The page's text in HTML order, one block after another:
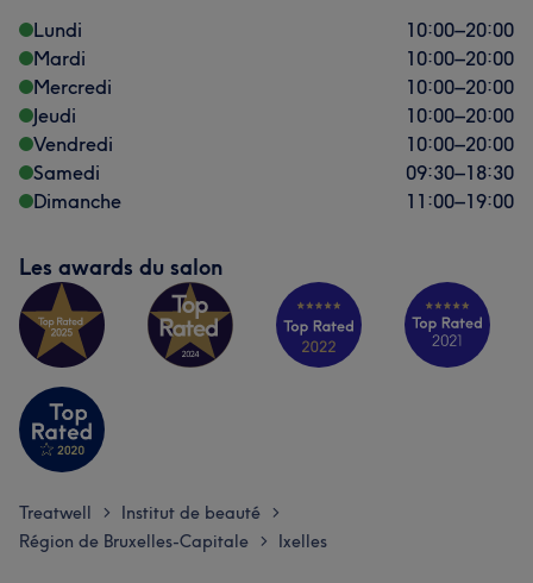
Lundi 10:00–20:00
Mardi
10:00–20:00
Mercredi
10:00–20:00
Jeudi
10:00–20:00
Vendredi
10:00–20:00
Samedi
09:30–18:30
Dimanche
11:00–19:00
Les awards du salon
Treatwell > Institut de beauté >
Région de Bruxelles-Capitale > Ixelles